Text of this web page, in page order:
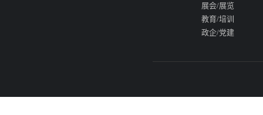
展会/展览
教育/培训
政企/党建